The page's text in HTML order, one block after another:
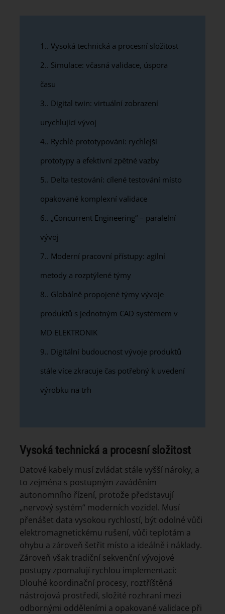
1. Vysoká technická a procesní složitost
2. Simulace: včasná validace, úspora
času
3. Digital twin: virtuální zobrazení
urychlující vývoj
4. Rychlé prototypování: rychlejší
prototypy a efektivní zpětné vazby
5. Delta testování: cílené testování místo
opakované komplexní validace
6. „Concurrent Engineering“ – paralelní
vývoj
7. Moderní pracovní přístupy: agilní
metody a rozptýlené týmy
8. Globálně propojené týmy vývoje
produktů s jednotným CAD systémem v
MD ELEKTRONIK
9. Digitální budoucnost vývoje produktů
stále více zkracuje čas potřebný k uvedení
výrobku na trh
Vysoká technická a procesní složitost
Datové kabely musí zvládat stále vyšší nároky, a
to zejména s postupným zaváděním
autonomního řízení, protože představují
„nervový systém“ moderních vozidel. Musí
přenášet data vysokou rychlostí, být odolné vůči
elektromagnetickému rušení, vůči teplotám a
ohybu a zároveň šetřit místo a ideálně i náklady.
Zároveň však tradiční sekvenční vývojové
postupy zpomalují rychlou implementaci:
Dlouhé koordinační procesy, roztříštěná
nástrojová prostředí, složité rozhraní mezi
odbornými odděleními a opakované validace při